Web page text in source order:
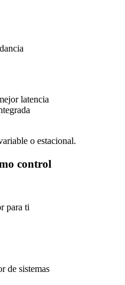
latencia
o estacional.
control
para ti
de sistemas